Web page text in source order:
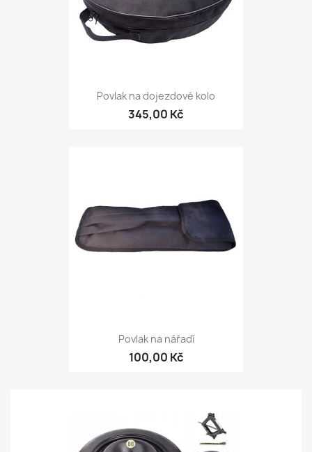
Povlak na dojezdové kolo
345,00 Kč
Povlak na nářadí
100,00 Kč